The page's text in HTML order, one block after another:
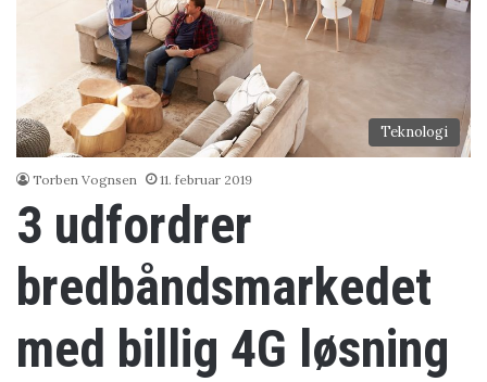
Teknologi
Torben Vognsen 11. februar 2019
3 udfordrer
bredbåndsmarkedet
med billig 4G løsning